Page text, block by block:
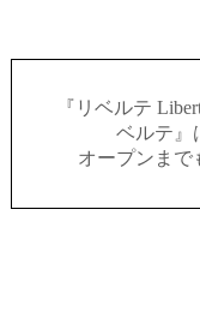
『リベルテ
ベルテ』
オープンまで